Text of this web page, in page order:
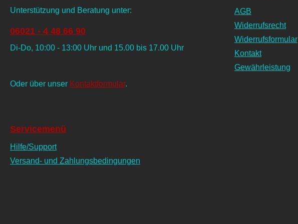
Unterstützung und Beratung unter:
06021 - 4 48 66 90
Di-Do, 10:00 - 13:00 Uhr und 15.00 bis 17.00 Uhr
Oder über unser Kontaktformular.
AGB
Widerrufsrecht
Widerrufsformular
Kontakt
Gewährleistung
Servicemenü
Hilfe/Support
Versand- und Zahlungsbedingungen